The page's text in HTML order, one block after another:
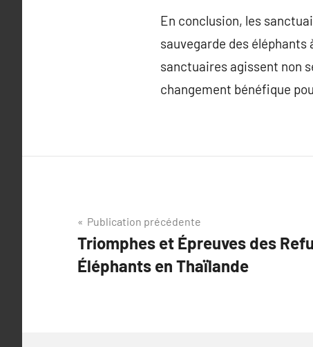
En conclusion, les
sauvegarde des
sanctuaires agissent non
changement bénéfique
Navigation
de
l’article
Publication précédente
Triomphes et Épreuves des
Éléphants en Thaïlande